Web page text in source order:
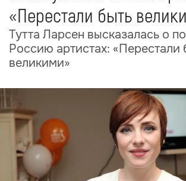
«Перестали быть
Тутта Ларсен высказалась о
Россию артистах: «Перестали
великими»